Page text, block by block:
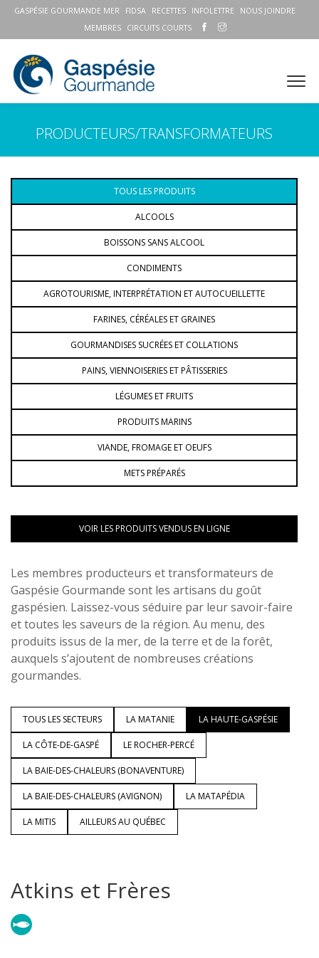
GASPÉSIE GOURMANDE MER FIDSA RECETTES INFOLETTRE
NOUS JOINDRE
MEMBRES
CIRCUITS COURTS
PRODUCTEURS/TRANSFORMATEURS
TOUS LES PRODUITS
ALCOOLS
BOISSONS SANS ALCOOL
CONDIMENTS
AGROTOURISME, INTERPRÉTATION ET AUTOCUEILLETTE
FARINES, CÉRÉALES ET GRAINES
GOURMANDISES SUCRÉES ET COLLATIONS
PAINS, VIENNOISERIES ET PÂTISSERIES
LÉGUMES ET FRUITS
PRODUITS MARINS
VIANDE, FROMAGE ET OEUFS
METS PRÉPARÉS
VOIR LES PRODUITS VENDUS EN LIGNE
Les membres producteurs et transformateurs de
Gaspésie Gourmande sont les artisans du goût
gaspésien. Laissez-vous séduire par leur savoir-faire
et toutes les saveurs de la région. Au menu, des
produits issus de la mer, de la terre et de la forêt,
auxquels s’ajoutent de nombreuses créations
gourmandes.
TOUS LES SECTEURS LA MATANIE LA HAUTE-GASPÉSIE
LA CÔTE-DE-GASPÉ LE ROCHER-PERCÉ
LA BAIE-DES-CHALEURS (BONAVENTURE)
LA BAIE-DES-CHALEURS (AVIGNON) LA MATAPÉDIA
LA MITIS AILLEURS AU QUÉBEC
Atkins et Frères